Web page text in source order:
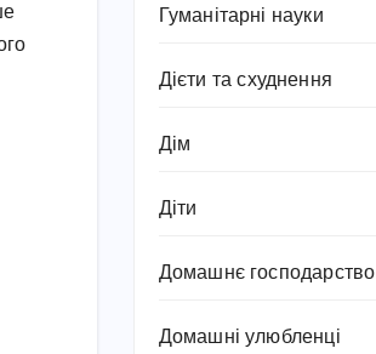
Гуманітарні науки
Дієти та схуднення
Дім
Діти
Домашнє господарство
Домашні улюбленці